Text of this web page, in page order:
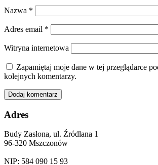
Nazwa *
Adres email *
Witryna internetowa
Zapamiętaj moje dane w tej przeglądarce
kolejnych komentarzy.
Adres
Budy Zasłona, ul. Źródlana 1
96-320 Mszczonów
NIP: 584 090 15 93